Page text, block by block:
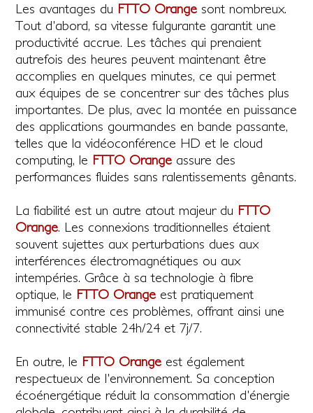
Les avantages du FTTO Orange sont nombreux.
Tout d'abord, sa vitesse fulgurante garantit une
productivité accrue. Les tâches qui prenaient
autrefois des heures peuvent maintenant être
accomplies en quelques minutes, ce qui permet
aux équipes de se concentrer sur des tâches plus
importantes. De plus, avec la montée en puissance
des applications gourmandes en bande passante,
telles que la vidéoconférence HD et le cloud
computing, le FTTO Orange assure des
performances fluides sans ralentissements gênants.
La fiabilité est un autre atout majeur du FTTO
Orange. Les connexions traditionnelles étaient
souvent sujettes aux perturbations dues aux
interférences électromagnétiques ou aux
intempéries. Grâce à sa technologie à fibre
optique, le FTTO Orange est pratiquement
immunisé contre ces problèmes, offrant ainsi une
connectivité stable 24h/24 et 7j/7.
En outre, le FTTO Orange est également
respectueux de l'environnement. Sa conception
écoénergétique réduit la consommation d'énergie